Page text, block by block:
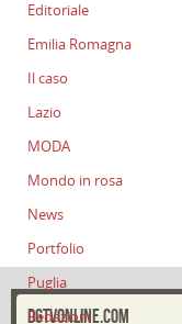
Editoriale
Emilia Romagna
Il caso
Lazio
MODA
Mondo in rosa
News
Portfolio
Puglia
Redazioni
DGTVONLINE.COM